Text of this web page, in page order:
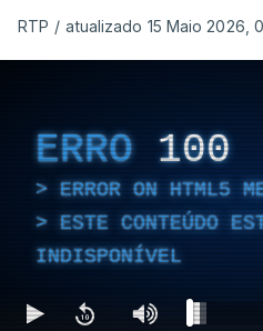
RTP / atualizado 15 Maio 2026,
ERRO 100
ERROR ON HTML5
ESTE CONTEÚDO
INDISPONÍVEL